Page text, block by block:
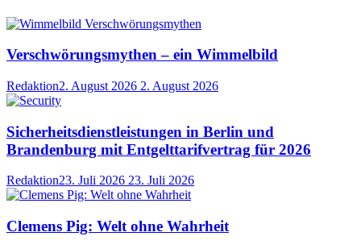
Verschwörungsmythen – ein Wimmelbild
Redaktion2. August 2026 2. August 2026
Sicherheitsdienstleistungen in Berlin und
Brandenburg mit Entgelttarifvertrag für 2026
Redaktion23. Juli 2026 23. Juli 2026
Clemens Pig: Welt ohne Wahrheit